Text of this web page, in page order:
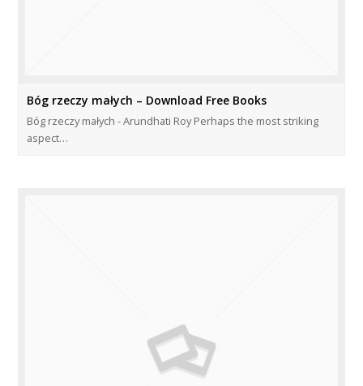
Bóg rzeczy małych – Download Free Books
Bóg rzeczy małych - Arundhati Roy Perhaps the most striking
aspect…